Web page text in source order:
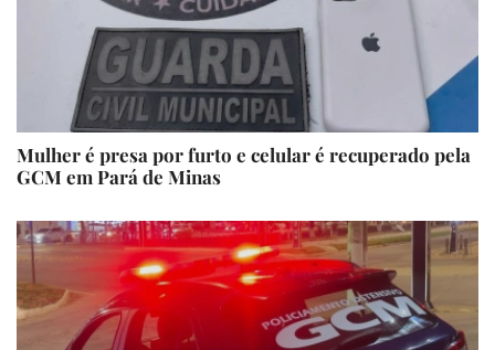
Mulher é presa por furto e celular é recuperado pela
GCM em Pará de Minas